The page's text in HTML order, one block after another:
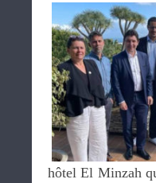
hôtel El Minzah